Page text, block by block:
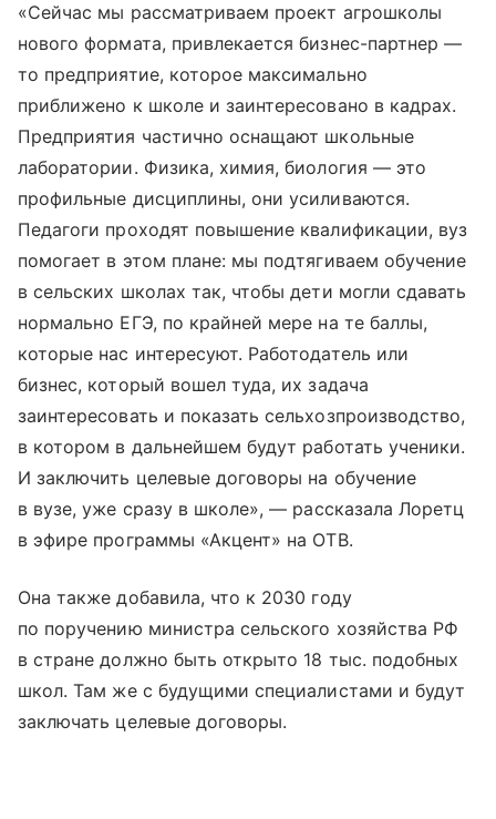
«Сейчас мы рассматриваем проект агрошколы
нового формата, привлекается бизнес-партнер —
то предприятие, которое максимально
приближено к школе и заинтересовано в кадрах.
Предприятия частично оснащают школьные
лаборатории. Физика, химия, биология — это
профильные дисциплины, они усиливаются.
Педагоги проходят повышение квалификации, вуз
помогает в этом плане: мы подтягиваем обучение
в сельских школах так, чтобы дети могли сдавать
нормально ЕГЭ, по крайней мере на те баллы,
которые нас интересуют. Работодатель или
бизнес, который вошел туда, их задача
заинтересовать и показать сельхозпроизводство,
в котором в дальнейшем будут работать ученики.
И заключить целевые договоры на обучение
в вузе, уже сразу в школе», — рассказала Лоретц
в эфире программы «Акцент» на ОТВ.
Она также добавила, что к 2030 году
по поручению министра сельского хозяйства РФ
в стране должно быть открыто 18 тыс. подобных
школ. Там же с будущими специалистами и будут
заключать целевые договоры.